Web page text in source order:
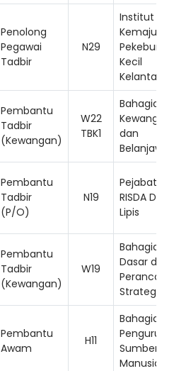
Penolong
Pegawai
Tadbir
N29
Institut
Kemajuan
Pekebun
Kecil
Kelantan
Pembantu
Tadbir
(Kewangan)
W22
TBK1
Bahagian
Kewangan
dan
Pembantu
Tadbir
(P/O)
N19
Pejabat
RISDA
Lipis
Pembantu
Tadbir
(Kewangan)
W19
Bahagian
Dasar dan
Strategik
Pembantu
Awam
H11
Bahagian
Sumber
Manusia